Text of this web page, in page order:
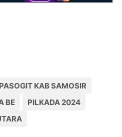
KAB SAMOSIR
BE
PILKADA 2024